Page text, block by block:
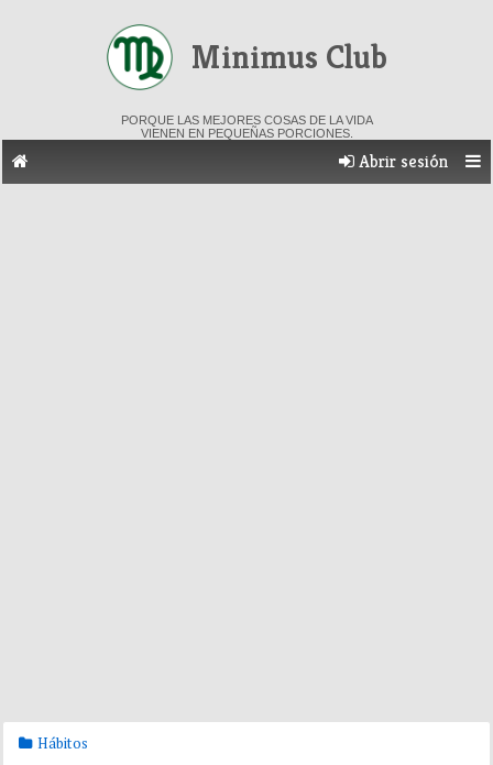
Minimus Club
PORQUE LAS MEJORES COSAS DE LA VIDA
VIENEN EN PEQUEÑAS PORCIONES.
Abrir sesión
Hábitos